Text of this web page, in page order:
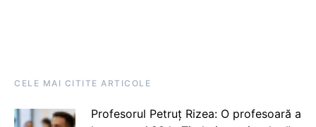
CELE MAI CITITE ARTICOLE
Profesorul Petruț Rizea: O profesoară a